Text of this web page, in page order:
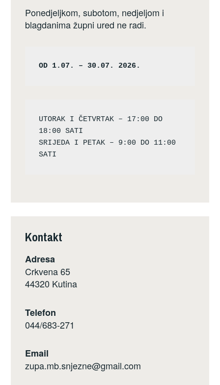
Ponedjeljkom, subotom, nedjeljom i
blagdanima župni ured ne radi.
OD 1.07. – 30.07. 2026.
UTORAK I ČETVRTAK – 17:00 DO
18:00 SATI
SRIJEDA I PETAK – 9:00 DO 11:00
Kontakt
Adresa
Crkvena 65
44320 Kutina
Telefon
044/683-271
Email
zupa.mb.snjezne@gmail.com